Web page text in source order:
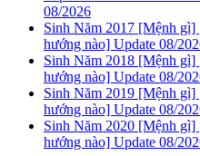
08/2026
Sinh Năm 2017 [Mệnh
hướng nào] Update 08/
Sinh Năm 2018 [Mệnh
hướng nào] Update 08/
Sinh Năm 2019 [Mệnh
hướng nào] Update 08/
Sinh Năm 2020 [Mệnh
hướng nào] Update 08/